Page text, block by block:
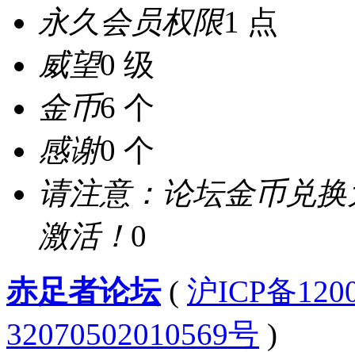
永久会员权限1 点
威望0 级
金币6 个
感谢0 个
请注意：论坛金币兑
激活！ 0
赤足者论坛( 沪ICP备
32070502010569号 )